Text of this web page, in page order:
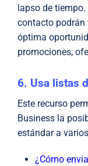
lapso de
contacto podrán
óptima
promociones,
6. Usa listas
Este recurso
Business la
estándar a
¿Cómo